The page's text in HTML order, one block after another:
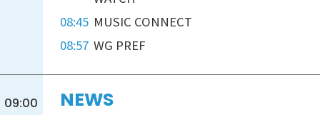
08:45 MUSIC CONNECT
08:57 WG PREF
09:00
NEWS